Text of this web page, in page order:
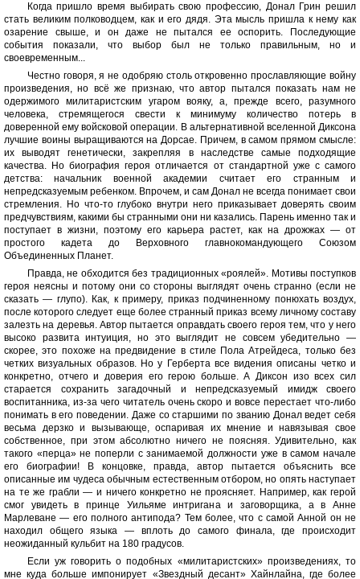
Когда пришло время выбирать свою профессию, Донал Грин решил
стать великим полководцем, как и его дядя. Эта мысль пришла к нему как
озарение свыше, и он даже не пытался ее оспорить. Последующие
события показали, что выбор был не только правильным, но и
своевременным...
Честно говоря, я не одобряю столь откровенно прославляющие войну
произведения, но всё же признаю, что автор пытался показать нам не
одержимого милитаристским угаром вояку, а, прежде всего, разумного
человека, стремящегося свести к минимуму количество потерь в
доверенной ему войсковой операции. В альтернативной вселенной Диксона
лучшие воины выращиваются на Дорсае. Причем, в самом прямом смысле:
их выводят генетически, закрепляя в наследстве самые подходящие
качества. Но биография героя отличается от стандартной уже с самого
детства: начальник военной академии считает его странным и
непредсказуемым ребенком. Впрочем, и сам Донал не всегда понимает свои
стремления. Но что-то глубоко внутри него приказывает доверять своим
предчувствиям, какими бы странными они ни казались. Парень именно так и
поступает в жизни, поэтому его карьера растет, как на дрожжах — от
простого кадета до Верховного главнокомандующего Союзом
Объединенных Планет.
Правда, не обходится без традиционных «роялей». Мотивы поступков
героя неясны и потому они со стороны выглядят очень странно (если не
сказать — глупо). Как, к примеру, приказ подчиненному понюхать воздух,
после которого следует еще более странный приказ всему личному составу
залезть на деревья. Автор пытается оправдать своего героя тем, что у него
высоко развита интуиция, но это выглядит не совсем убедительно —
скорее, это похоже на предвидение в стиле Пола Атрейдеса, только без
четких визуальных образов. Но у Герберта все видения описаны четко и
конкретно, отчего и доверия его герою больше. А Диксон изо всех сил
старается сохранить загадочный и непредсказуемый имидж своего
воспитанника, из-за чего читатель очень скоро и вовсе перестает что-либо
понимать в его поведении. Даже со старшими по званию Донал ведет себя
весьма дерзко и вызывающе, оспаривая их мнение и навязывая свое
собственное, при этом абсолютно ничего не поясняя. Удивительно, как
такого «перца» не поперли с занимаемой должности уже в самом начале
его биографии! В концовке, правда, автор пытается объяснить все
описанные им чудеса обычным естественным отбором, но опять наступает
на те же грабли — и ничего конкретно не проясняет. Например, как герой
смог увидеть в принце Уильяме интригана и заговорщика, а в Анне
Марлеване — его полного антипода? Тем более, что с самой Анной он не
находил общего языка — вплоть до самого финала, где происходит
неожиданный кульбит на 180 градусов.
Если уж говорить о подобных «милитаристских» произведениях, то
мне куда больше импонирует «Звездный десант» Хайнлайна, где более